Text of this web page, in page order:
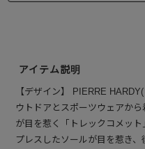
アイテム説明
【デザイン】 PIERRE
ウトドアとスポーツウェアか
が目を惹く「トレックコメッ
プレスしたソールが目を惹き